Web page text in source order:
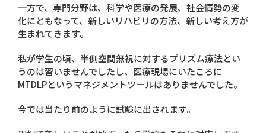
一方で、専門分野は、科学や医療の発展、社会情勢の変
化にともなって、新しいリハビリの方法、新しい考え方が
生まれてきます。
私が学生の頃、半側空間無視に対するプリズム療法とい
うのは習いませんでしたし、医療現場にいたころに
MTDLPというマネジメントツールはありませんでした。
今では当たり前のように試験に出されます。